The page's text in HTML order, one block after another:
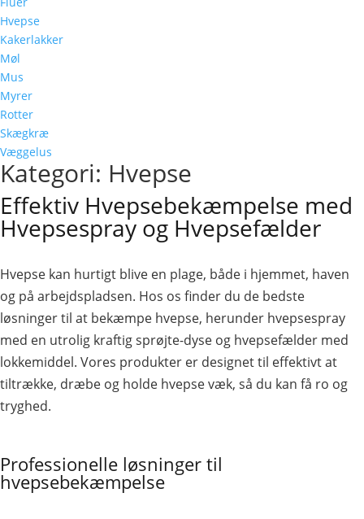
Hvepse
Kakerlakker
Møl
Mus
Myrer
Rotter
Skægkræ
Væggelus
Kategori: Hvepse
Effektiv Hvepsebekæmpelse med
Hvepsespray og Hvepsefælder
Hvepse kan hurtigt blive en plage, både i hjemmet, haven
og på arbejdspladsen. Hos os finder du de bedste
løsninger til at bekæmpe hvepse, herunder hvepsespray
med en utrolig kraftig sprøjte-dyse og hvepsefælder med
lokkemiddel. Vores produkter er designet til effektivt at
tiltrække, dræbe og holde hvepse væk, så du kan få ro og
tryghed.
Professionelle løsninger til
hvepsebekæmpelse